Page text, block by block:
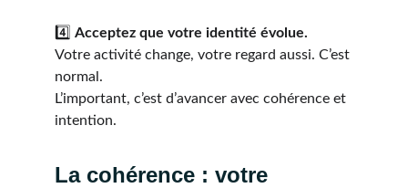
4️⃣ Acceptez que votre identité évolue.
Votre activité change, votre regard aussi. C’est
normal.
L’important, c’est d’avancer avec cohérence et
intention.
La cohérence : votre